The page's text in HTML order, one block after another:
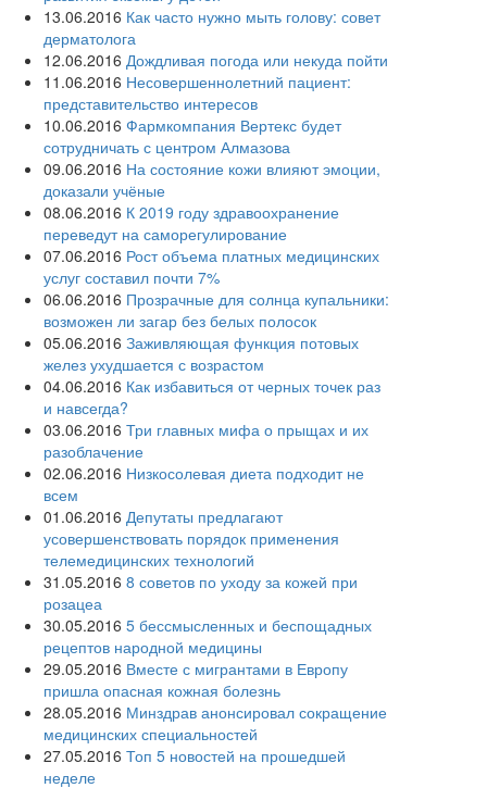
13.06.2016 Как часто нужно мыть голову: совет
дерматолога
12.06.2016 Дождливая погода или некуда пойти
11.06.2016 Несовершеннолетний пациент:
представительство интересов
10.06.2016 Фармкомпания Вертекс будет
сотрудничать с центром Алмазова
09.06.2016 На состояние кожи влияют эмоции,
доказали учёные
08.06.2016 К 2019 году здравоохранение
переведут на саморегулирование
07.06.2016 Рост объема платных медицинских
услуг составил почти 7%
06.06.2016 Прозрачные для солнца купальники:
возможен ли загар без белых полосок
05.06.2016 Заживляющая функция потовых
желез ухудшается с возрастом
04.06.2016 Как избавиться от черных точек раз
и навсегда?
03.06.2016 Три главных мифа о прыщах и их
разоблачение
02.06.2016 Низкосолевая диета подходит не
всем
01.06.2016 Депутаты предлагают
усовершенствовать порядок применения
телемедицинских технологий
31.05.2016 8 советов по уходу за кожей при
розацеа
30.05.2016 5 бессмысленных и беспощадных
рецептов народной медицины
29.05.2016 Вместе с мигрантами в Европу
пришла опасная кожная болезнь
28.05.2016 Минздрав анонсировал сокращение
медицинских специальностей
27.05.2016 Топ 5 новостей на прошедшей
неделе